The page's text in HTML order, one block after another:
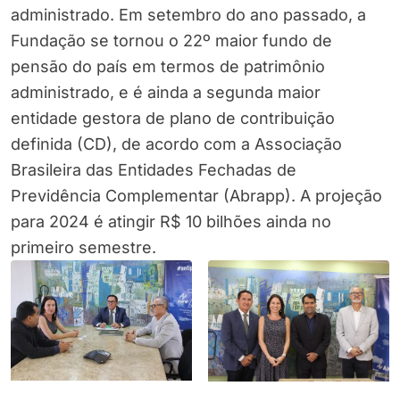
administrado. Em setembro do ano passado, a
Fundação se tornou o 22º maior fundo de
pensão do país em termos de patrimônio
administrado, e é ainda a segunda maior
entidade gestora de plano de contribuição
definida (CD), de acordo com a Associação
Brasileira das Entidades Fechadas de
Previdência Complementar (Abrapp). A projeção
para 2024 é atingir R$ 10 bilhões ainda no
primeiro semestre.